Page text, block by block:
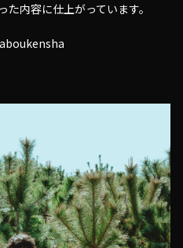
内容に仕上がっています。